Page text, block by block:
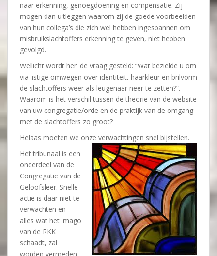
naar erkenning, genoegdoening en compensatie. Zij
mogen dan uitleggen waarom zij de goede voorbeelden
van hun collega’s die zich wel hebben ingespannen om
misbruikslachtoffers erkenning te geven, niet hebben
gevolgd.
Wellicht wordt hen de vraag gesteld: “Wat bezielde u om
via listige omwegen over identiteit, haarkleur en brilvorm
de slachtoffers weer als leugenaar neer te zetten?”.
Waarom is het verschil tussen de theorie van de website
van uw congregatie/orde en de praktijk van de omgang
met de slachtoffers zo groot?
Helaas moeten we onze verwachtingen snel bijstellen.
Het tribunaal is een
onderdeel van de
Congregatie van de
Geloofsleer. Snelle
actie is daar niet te
verwachten en
alles wat het imago
van de RKK
schaadt, zal
worden vermeden.